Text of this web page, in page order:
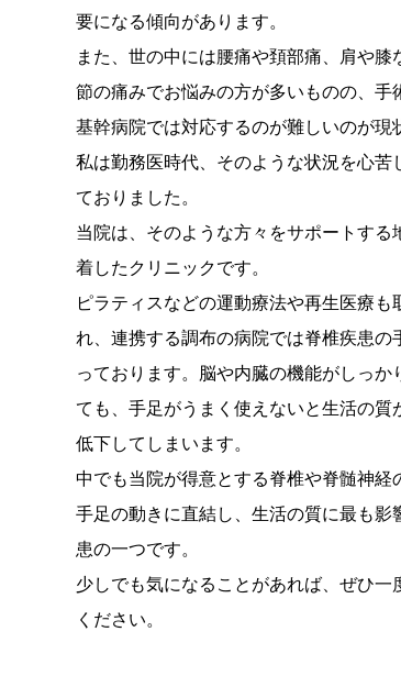
要になる傾向があります。
また、世の中には腰痛や頚部痛、肩や膝
節の痛みでお悩みの方が多いものの、手
基幹病院では対応するのが難しいのが現
私は勤務医時代、そのような状況を心苦
ておりました。
当院は、そのような方々をサポートする
着したクリニックです。
ピラティスなどの運動療法や再生医療も
れ、連携する調布の病院では脊椎疾患の
っております。脳や内臓の機能がしっか
ても、手足がうまく使えないと生活の質
低下してしまいます。
中でも当院が得意とする脊椎や脊髄神経
手足の動きに直結し、生活の質に最も影
患の一つです。
少しでも気になることがあれば、ぜひ一
ください。